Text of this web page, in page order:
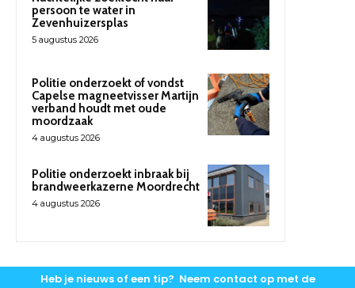
persoon te water in
Zevenhuizersplas
5 augustus 2026
Politie onderzoekt of vondst
Capelse magneetvisser Martijn
verband houdt met oude
moordzaak
4 augustus 2026
Politie onderzoekt inbraak bij
brandweerkazerne Moordrecht
4 augustus 2026
Heb je nieuws of een tip? Neem contact op met de